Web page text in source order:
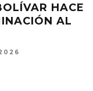
HACE
AL